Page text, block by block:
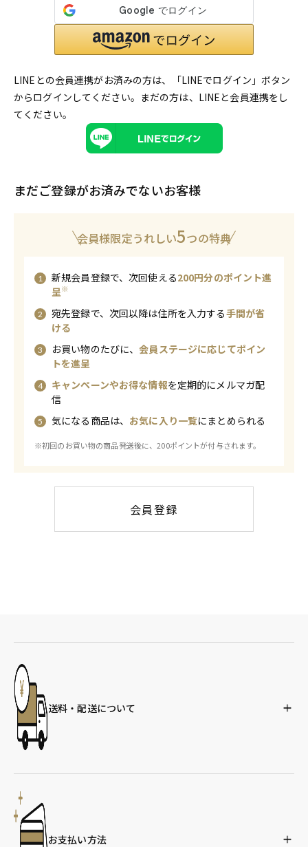
LINEとの会員連携がお済みの方は、「LINEでログイン」ボタン
からログインしてください。まだの方は、 LINEと会員連携をし
てください。
まだご登録がお済みでないお客様
会員様限定うれしい5つの特典
新規会員登録で、次回使える200円分のポイント進
呈※
宛先登録で、次回以降は住所を入力する手間が省
ける
お買い物のたびに、 会員ステージに応じてポイン
トを進呈
キャンペーンやお得な情報を定期的にメルマガ配
信
気になる商品は、 お気に入り一覧にまとめられる
※初回のお買い物の商品発送後に、200ポイントが付与されます。
会員登録
送料・配送について
お支払い方法